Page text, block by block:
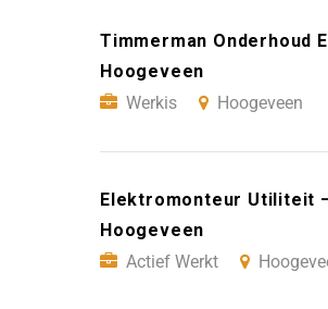
Timmerman Onderhoud
Hoogeveen
Werkis
Hoogeveen
Elektromonteur Utiliteit
Hoogeveen
Actief Werkt